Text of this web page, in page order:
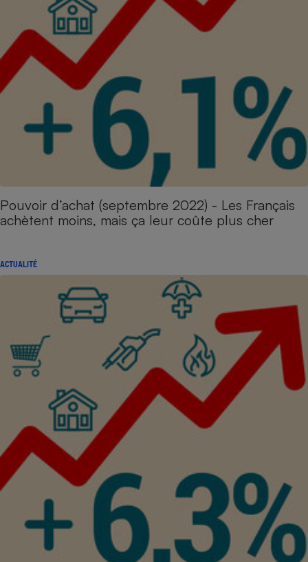
Pouvoir d’achat (septembre 2022) - Les Français
achètent moins, mais ça leur coûte plus cher
ACTUALITÉ